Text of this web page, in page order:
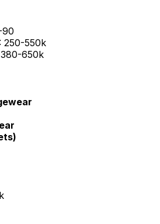
90
250-550k
650k